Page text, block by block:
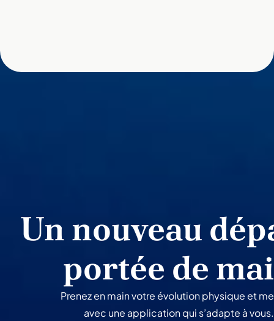
Un nouveau
portée de
Prenez en main votre évolution physique et
avec une application qui s’adapte à vous.